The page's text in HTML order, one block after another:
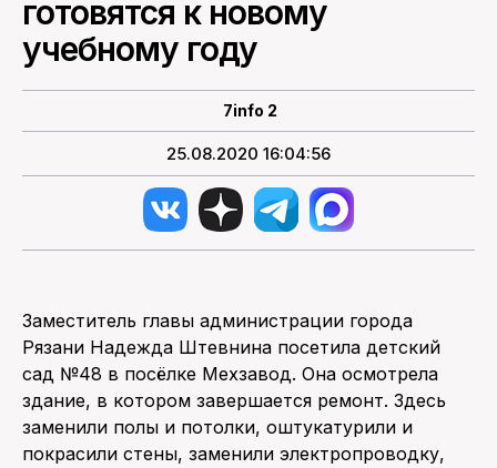
ПОИСК ПО САЙТУ
готовятся к новому
учебному году
7info 2
25.08.2020 16:04:56
Заместитель главы администрации города
Рязани Надежда Штевнина посетила детский
сад №48 в посёлке Мехзавод. Она осмотрела
здание, в котором завершается ремонт. Здесь
заменили полы и потолки, оштукатурили и
покрасили стены, заменили электропроводку,